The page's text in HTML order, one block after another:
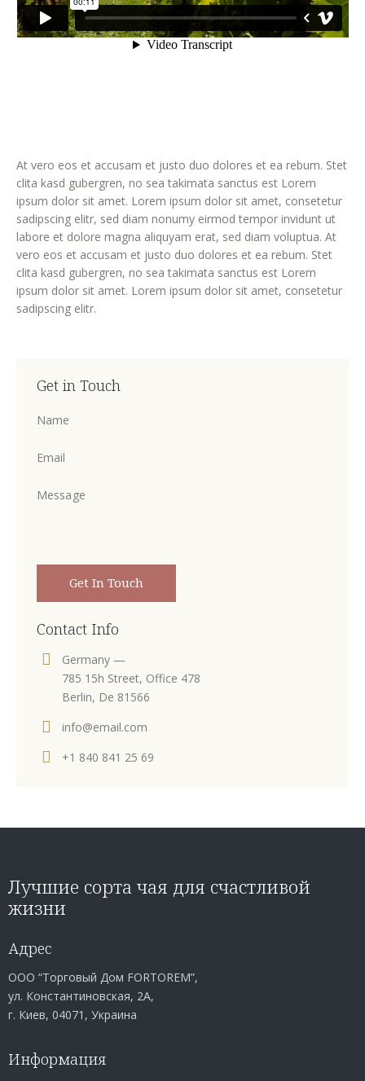
At vero eos et accusam et justo duo dolores et ea rebum. Stet
clita kasd gubergren, no sea takimata sanctus est Lorem
ipsum dolor sit amet. Lorem ipsum dolor sit amet, consetetur
sadipscing elitr, sed diam nonumy eirmod tempor invidunt ut
labore et dolore magna aliquyam erat, sed diam voluptua. At
vero eos et accusam et justo duo dolores et ea rebum. Stet
clita kasd gubergren, no sea takimata sanctus est Lorem
ipsum dolor sit amet. Lorem ipsum dolor sit amet, consetetur
sadipscing elitr.
Get in Touch
Contact Info
Germany —
785 15h Street, Office 478
Berlin, De 81566
info@email.com
+1 840 841 25 69
Лучшие сорта чая для счастливой
жизни
Адрес
ООО “Торговый Дом FORTOREM”,
ул. Константиновская, 2А,
г. Киев, 04071, Украина
Информация